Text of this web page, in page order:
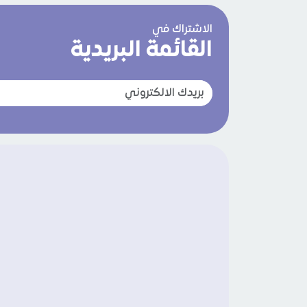
الاشتراك في
القائمة البريدية